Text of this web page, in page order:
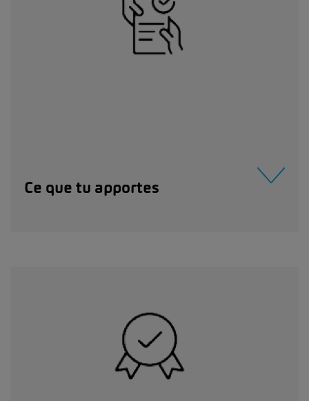
Ce que tu apportes